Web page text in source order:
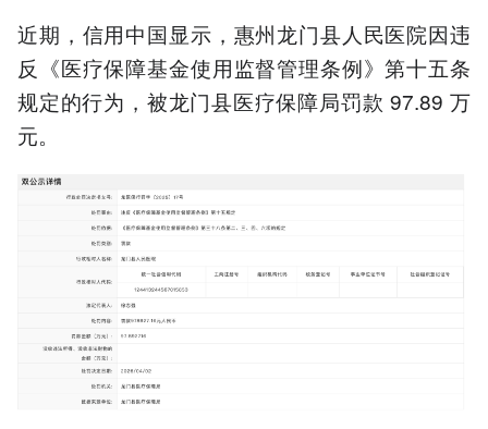
近期，信用中国显示，惠州龙门县人民医院因违
反《医疗保障基金使用监督管理条例》第十五条
规定的行为，被龙门县医疗保障局罚款 97.89 万
元。